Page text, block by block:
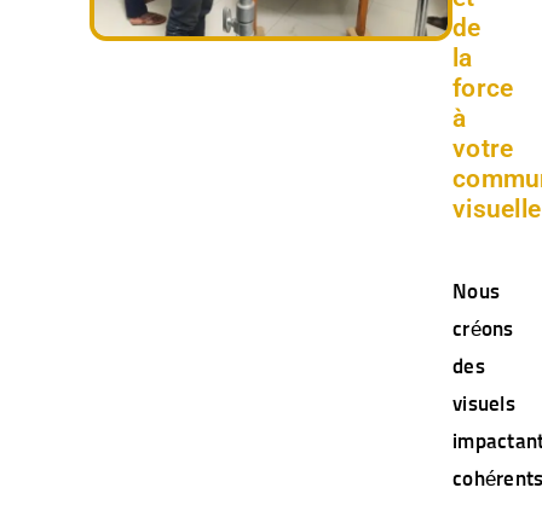
de
la
force
à
votre
Nous
créons
des
visuels